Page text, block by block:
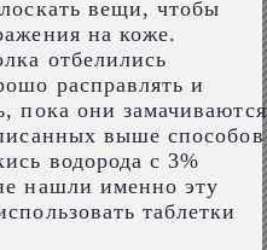
вещи, чтобы
на коже.
отбелились
расправлять и
пока они замачиваются
выше способов
водорода с 3%
нашли именно эту
таблетки